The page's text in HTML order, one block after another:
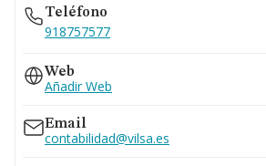
Teléfono
918757577
Web
Añadir Web
Email
contabilidad@vilsa.es